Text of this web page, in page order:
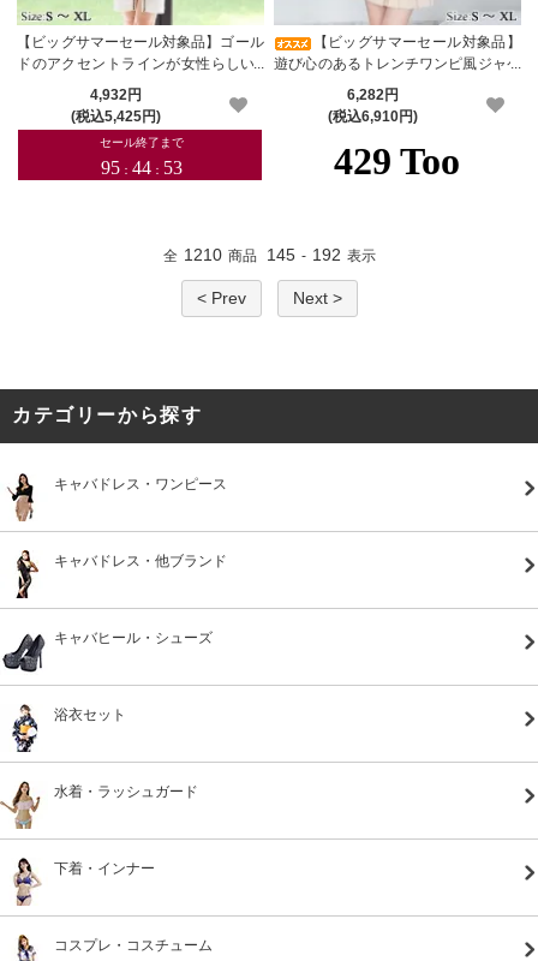
【ビッグサマーセール対象品】ゴール
ドのアクセントラインが女性らしい7
分袖ワンピース(キャバドレス・CABA
RETDRESS)
4,932円
(税込5,425円)
【ビッグサマーセール対象品】
遊び心のあるトレンチワンピ風ジャケ
ット(キャバドレス・CABARETDRES
6,282円
(税込6,910円)
全 1210 商品 145 - 192 表示
< Prev Next >
カテゴリーから探す
キャバドレス・ワンピース
キャバドレス・他ブランド
キャバヒール・シューズ
浴衣セット
水着・ラッシュガード
下着・インナー
コスプレ・コスチューム